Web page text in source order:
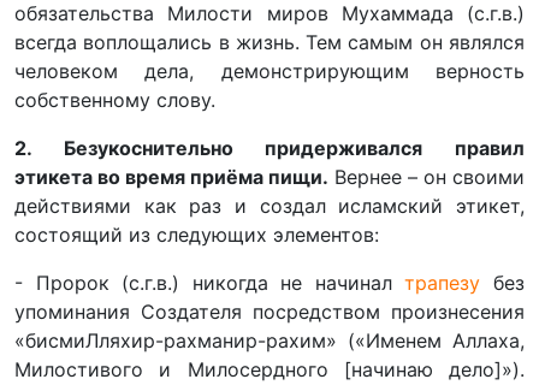
обязательства Милости миров Мухаммада (с.г.в.)
всегда воплощались в жизнь. Тем самым он являлся
человеком дела, демонстрирующим верность
собственному слову.
2. Безукоснительно придерживался правил
этикета во время приёма пищи. Вернее – он своими
действиями как раз и создал исламский этикет,
состоящий из следующих элементов:
- Пророк (с.г.в.) никогда не начиналтрапезу без
упоминания Создателя посредством произнесения
«бисмиЛляхир-рахманир-рахим» («Именем Аллаха,
Милостивого и Милосердного [начинаю дело]»).